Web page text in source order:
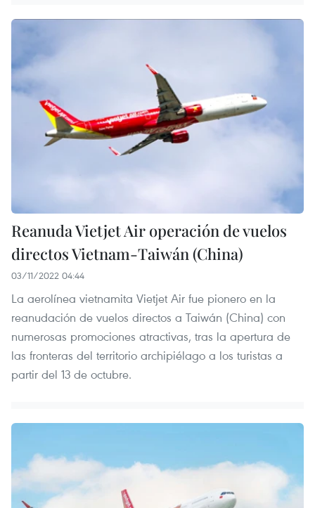
Reanuda Vietjet Air operación de vuelos
directos Vietnam-Taiwán (China)
03/11/2022 04:44
La aerolínea vietnamita Vietjet Air fue pionero en la
reanudación de vuelos directos a Taiwán (China) con
numerosas promociones atractivas, tras la apertura de
las fronteras del territorio archipiélago a los turistas a
partir del 13 de octubre.